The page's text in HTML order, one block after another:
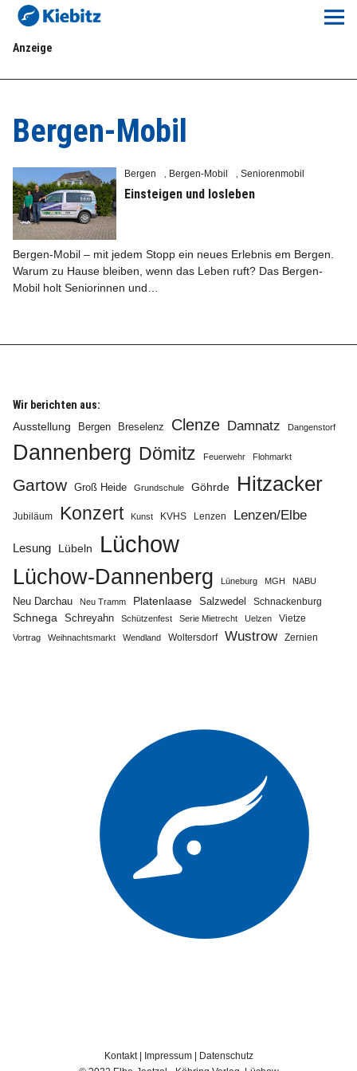
Kiebitz-Online
Veranstaltungskalender
Anzeigenpreise
Meine Region Online
Elbeflirt
Info
Anzeige
Bergen-Mobil
Bergen Bergen-Mobil ,Seniorenmobil
Einsteigen und losleben
Bergen-Mobil – mit jedem Stopp ein neues Erlebnis em Bergen.
Warum zu Hause bleiben, wenn das Leben ruft? Das Bergen-
Mobil holt Seniorinnen und…
Wir berichten aus:
Ausstellung
Bergen Breselenz Clenze Damnatz Dangenstorf
Dannenberg Dömitz Feuerwehr Flohmarkt
Gartow Groß Heide Grundschule Göhrde Hitzacker
Jubiläum Konzert Kunst KVHS Lenzen Lenzen/Elbe
Lesung Lübeln Lüchow
Lüchow-Dannenberg Lüneburg MGH NABU
Neu Darchau Neu Tramm Platenlaase Salzwedel Schnackenburg
Schnega Schreyahn Schützenfest Serie Mietrecht Uelzen Vietze
Vortrag Weihnachtsmarkt Wendland Woltersdorf Wustrow Zernien
Kontakt| Impressum|
Datenschutz